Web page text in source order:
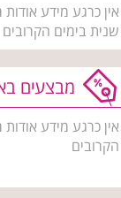
אין כרגע מידע
שנית בימים הקרובים
מבצעים
אין כרגע מידע
הקרובים